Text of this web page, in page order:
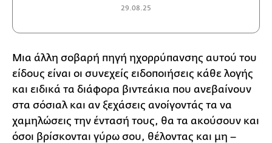
29.08.25
Μια άλλη σοβαρή πηγή ηχορρύπανσης αυτού του
είδους είναι οι συνεχείς ειδοποιήσεις κάθε λογής
και ειδικά τα διάφορα βιντεάκια που ανεβαίνουν
στα σόσιαλ και αν ξεχάσεις ανοίγοντάς τα να
χαμηλώσεις την έντασή τους, θα τα ακούσουν και
όσοι βρίσκονται γύρω σου, θέλοντας και μη –